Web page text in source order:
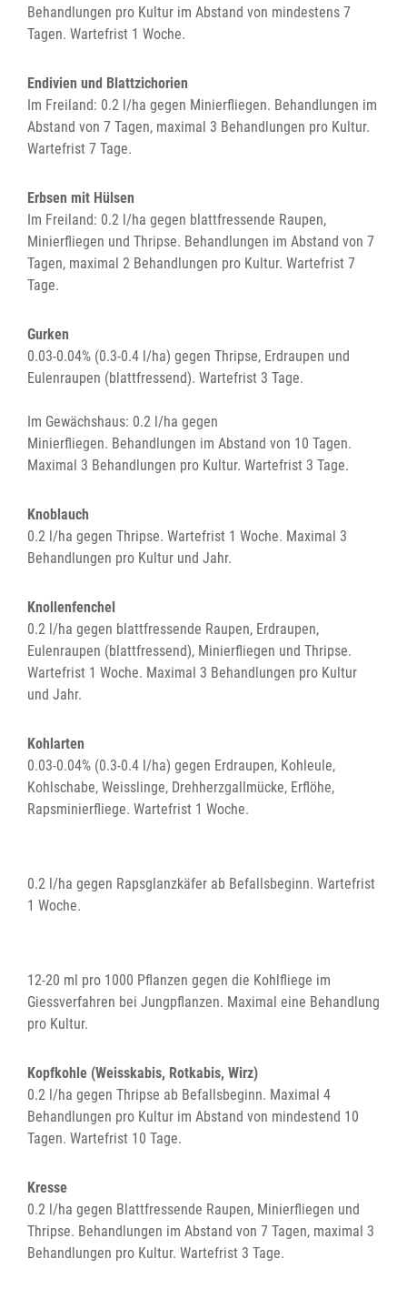
Behandlungen pro Kultur im Abstand von mindestens 7
Tagen. Wartefrist 1 Woche.
Endivien und Blattzichorien
Im Freiland: 0.2 l/ha gegen Minierfliegen. Behandlungen im
Abstand von 7 Tagen, maximal 3 Behandlungen pro Kultur.
Wartefrist 7 Tage.
Erbsen mit Hülsen
Im Freiland: 0.2 l/ha gegen blattfressende Raupen,
Minierfliegen und Thripse. Behandlungen im Abstand von 7
Tagen, maximal 2 Behandlungen pro Kultur. Wartefrist 7
Tage.
Gurken
0.03-0.04% (0.3-0.4 l/ha) gegen Thripse, Erdraupen und
Eulenraupen (blattfressend). Wartefrist 3 Tage.
Im Gewächshaus: 0.2 l/ha gegen
Minierfliegen. Behandlungen im Abstand von 10 Tagen.
Maximal 3 Behandlungen pro Kultur. Wartefrist 3 Tage.
Knoblauch
0.2 l/ha gegen Thripse. Wartefrist 1 Woche. Maximal 3
Behandlungen pro Kultur und Jahr.
Knollenfenchel
0.2 l/ha gegen blattfressende Raupen, Erdraupen,
Eulenraupen (blattfressend), Minierfliegen und Thripse.
Wartefrist 1 Woche. Maximal 3 Behandlungen pro Kultur
und Jahr.
Kohlarten
0.03-0.04% (0.3-0.4 l/ha) gegen Erdraupen, Kohleule,
Kohlschabe, Weisslinge, Drehherzgallmücke, Erflöhe,
Rapsminierfliege. Wartefrist 1 Woche.
0.2 l/ha gegen Rapsglanzkäfer ab Befallsbeginn. Wartefrist
1 Woche.
12-20 ml pro 1000 Pflanzen gegen die Kohlfliege im
Giessverfahren bei Jungpflanzen. Maximal eine Behandlung
pro Kultur.
Kopfkohle (Weisskabis, Rotkabis, Wirz)
0.2 l/ha gegen Thripse ab Befallsbeginn. Maximal 4
Behandlungen pro Kultur im Abstand von mindestend 10
Tagen. Wartefrist 10 Tage.
Kresse
0.2 l/ha gegen Blattfressende Raupen, Minierfliegen und
Thripse. Behandlungen im Abstand von 7 Tagen, maximal 3
Behandlungen pro Kultur. Wartefrist 3 Tage.